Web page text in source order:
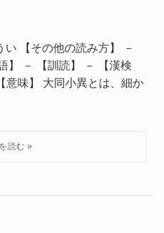
い 【その他の読み方】 －
】 － 【訓読】 － 【漢検
意味】 大同小異とは、細か